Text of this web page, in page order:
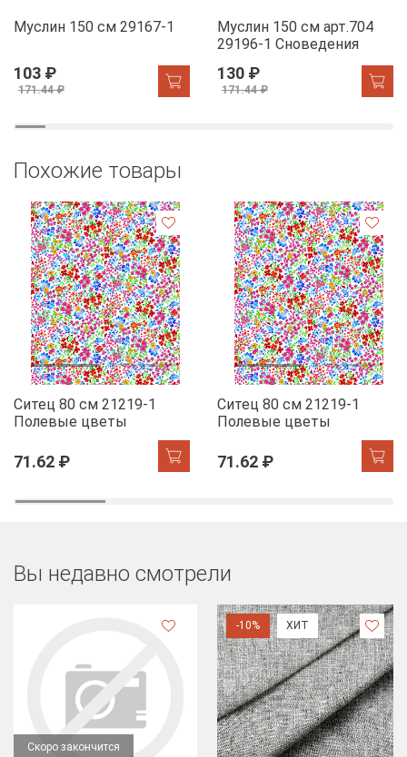
Муслин 150 см 29167-1
103 ₽
171.44 ₽
Муслин 150 см арт.704
29196-1 Сноведения
130 ₽
171.44 ₽
Похожие товары
Ситец 80 см 21219-1
Полевые цветы
71.62 ₽
Ситец 80 см 21219-1
Полевые цветы
71.62 ₽
Вы недавно смотрели
Скоро закончится
-10% ХИТ